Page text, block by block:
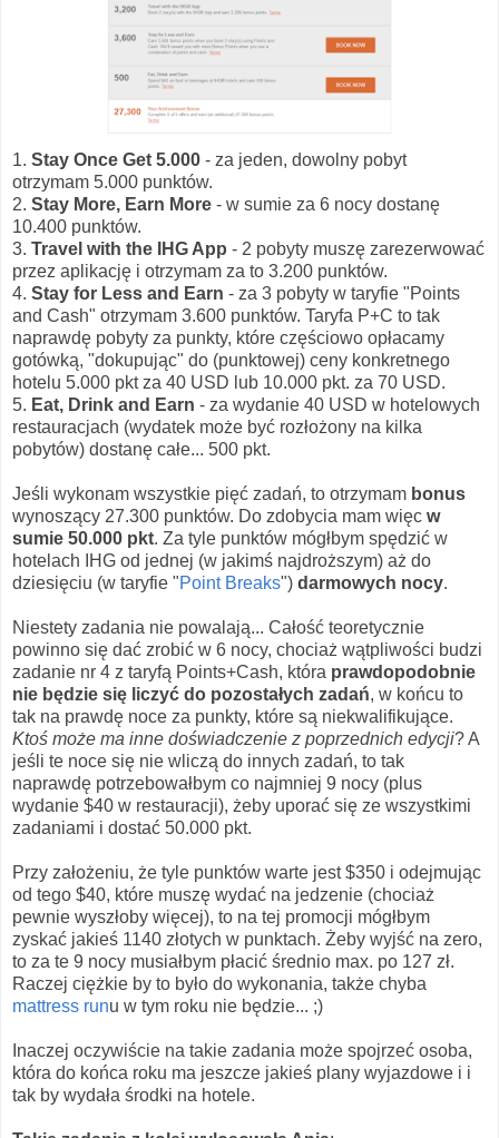
1. Stay Once Get 5.000 - za jeden, dowolny pobyt
otrzymam 5.000 punktów.
2. Stay More, Earn More - w sumie za 6 nocy dostanę
10.400 punktów.
3. Travel with the IHG App - 2 pobyty muszę zarezerwować
przez aplikację i otrzymam za to 3.200 punktów.
4. Stay for Less and Earn - za 3 pobyty w taryfie "Points
and Cash" otrzymam 3.600 punktów. Taryfa P+C to tak
naprawdę pobyty za punkty, które częściowo opłacamy
gotówką, "dokupując" do (punktowej) ceny konkretnego
hotelu 5.000 pkt za 40 USD lub 10.000 pkt. za 70 USD.
5. Eat, Drink and Earn - za wydanie 40 USD w hotelowych
restauracjach (wydatek może być rozłożony na kilka
pobytów) dostanę całe... 500 pkt.
Jeśli wykonam wszystkie pięć zadań, to otrzymam bonus
wynoszący 27.300 punktów. Do zdobycia mam więc w
sumie 50.000 pkt. Za tyle punktów mógłbym spędzić w
hotelach IHG od jednej (w jakimś najdroższym) aż do
dziesięciu (w taryfie "Point Breaks") darmowych nocy.
Niestety zadania nie powalają... Całość teoretycznie
powinno się dać zrobić w 6 nocy, chociaż wątpliwości budzi
zadanie nr 4 z taryfą Points+Cash, która prawdopodobnie
nie będzie się liczyć do pozostałych zadań, w końcu to
tak na prawdę noce za punkty, które są niekwalifikujące.
Ktoś może ma inne doświadczenie z poprzednich edycji? A
jeśli te noce się nie wliczą do innych zadań, to tak
naprawdę potrzebowałbym co najmniej 9 nocy (plus
wydanie $40 w restauracji), żeby uporać się ze wszystkimi
zadaniami i dostać 50.000 pkt.
Przy założeniu, że tyle punktów warte jest $350 i odejmując
od tego $40, które muszę wydać na jedzenie (chociaż
pewnie wyszłoby więcej), to na tej promocji mógłbym
zyskać jakieś 1140 złotych w punktach. Żeby wyjść na zero,
to za te 9 nocy musiałbym płacić średnio max. po 127 zł.
Raczej ciężkie by to było do wykonania, także chyba
mattress runu w tym roku nie będzie... ;)
Inaczej oczywiście na takie zadania może spojrzeć osoba,
która do końca roku ma jeszcze jakieś plany wyjazdowe i i
tak by wydała środki na hotele.